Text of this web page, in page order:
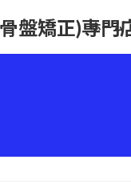
盤矯正)専ホーム